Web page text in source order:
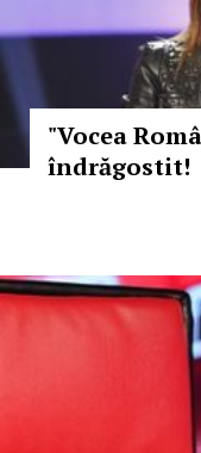
"Vocea
îndrăgostit!